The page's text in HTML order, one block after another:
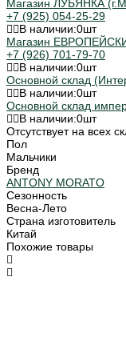
Магазин ЛУБЯНКА
+7 (925) 054-25-29
В наличии:0шт
Магазин
+7 (926) 701-79-70
В наличии:0шт
Основной склад
В наличии:0шт
Основной склад
В наличии:0шт
Отсутствует на всех
Пол
Мальчики
Бренд
ANTONY MORATO
Сезонность
Весна-Лето
Страна изготовитель
Китай
Похожие товары